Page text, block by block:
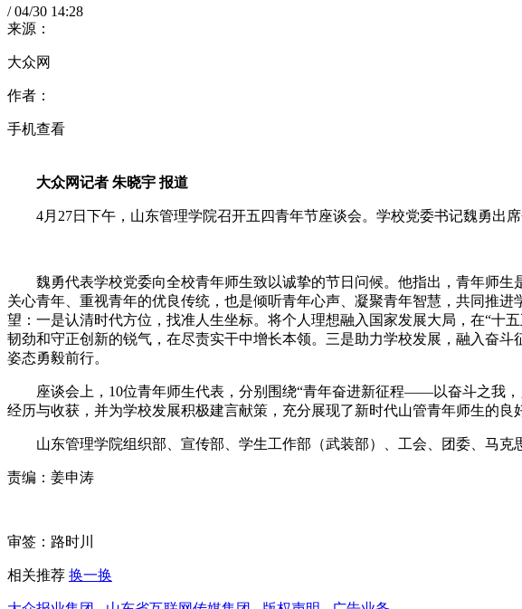
/ 04/30 14:28
来源：
大众网
作者：
手机查看
大众网记者 朱晓宇 报道
4月27日下午，山东管理学院召开五四青年节座谈会。学校党委书记魏勇出席
魏勇代表学校党委向全校青年师生致以诚挚的节日问候。他指出，青年师生
关心青年、重视青年的优良传统，也是倾听青年心声、凝聚青年智慧，共同推
望：一是认清时代方位，找准人生坐标。将个人理想融入国家发展大局，在“十
韧劲和守正创新的锐气，在尽责实干中增长本领。三是助力学校发展，融入奋
姿态勇毅前行。
座谈会上，10位青年师生代表，分别围绕“青年奋进新征程——以奋斗之我，
经历与收获，并为学校发展积极建言献策，充分展现了新时代山管青年师生的良
山东管理学院组织部、宣传部、学生工作部（武装部）、工会、团委、马克
责编：姜申涛
审签：路时川
相关推荐 换一换